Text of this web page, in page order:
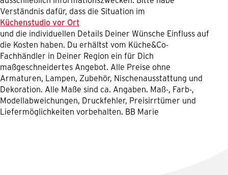
Verständnis dafür, dass die Situation im
Küchenstudio vor Ort
und die individuellen Details Deiner Wünsche Einfluss auf
die Kosten haben. Du erhältst vom Küche&Co-
Fachhändler in Deiner Region ein für Dich
maßgeschneidertes Angebot. Alle Preise ohne
Armaturen, Lampen, Zubehör, Nischenausstattung und
Dekoration. Alle Maße sind ca. Angaben. Maß-, Farb-,
Modellabweichungen, Druckfehler, Preisirrtümer und
Liefermöglichkeiten vorbehalten. BB Marie